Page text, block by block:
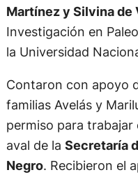
Martínez y Silvina de
Investigación en
la Universidad
Contaron con apoyo
familias Avelás y
permiso para trabajar
aval de la Secretaría
Negro. Recibieron el